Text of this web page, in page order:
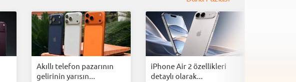
Telefon Önerileri
Akıllı telefon pazarının
gelirinin yarısın...
iPhone Air 2 özellikleri
detaylı olarak...